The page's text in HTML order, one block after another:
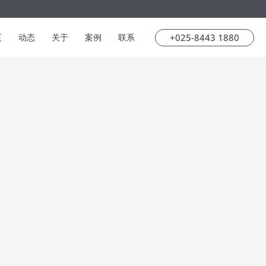
动态 关于 案例 联系 +025-8443 1880